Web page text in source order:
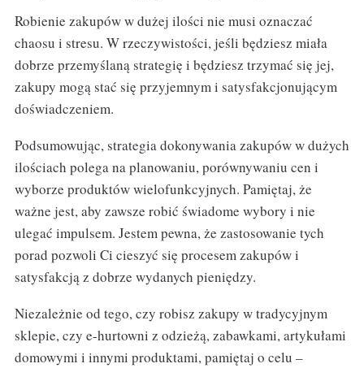
Robienie zakupów w dużej ilości nie musi oznaczać
chaosu i stresu. W rzeczywistości, jeśli będziesz miała
dobrze przemyślaną strategię i będziesz trzymać się jej,
zakupy mogą stać się przyjemnym i satysfakcjonującym
doświadczeniem.
Podsumowując, strategia dokonywania zakupów w dużych
ilościach polega na planowaniu, porównywaniu cen i
wyborze produktów wielofunkcyjnych. Pamiętaj, że
ważne jest, aby zawsze robić świadome wybory i nie
ulegać impulsem. Jestem pewna, że zastosowanie tych
porad pozwoli Ci cieszyć się procesem zakupów i
satysfakcją z dobrze wydanych pieniędzy.
Niezależnie od tego, czy robisz zakupy w tradycyjnym
sklepie, czy e-hurtowni z odzieżą, zabawkami, artykułami
domowymi i innymi produktami, pamiętaj o celu –